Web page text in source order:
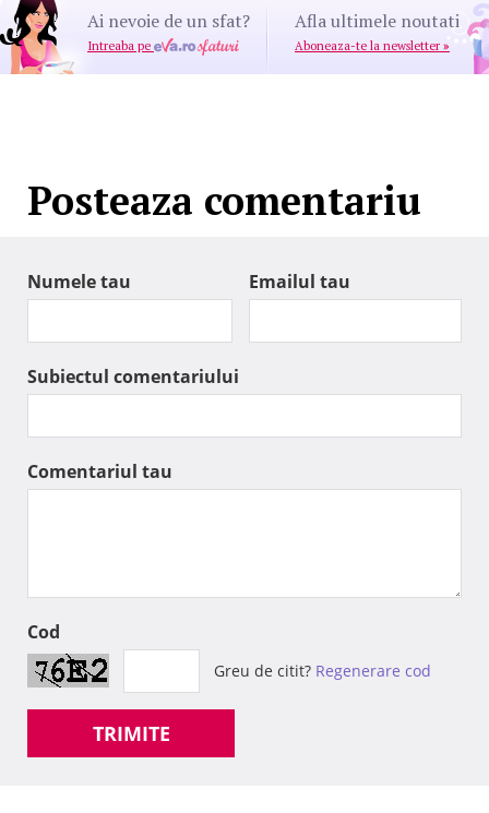
Ai nevoie de un sfat?
Intreaba pe
Afla ultimele noutati
Aboneaza-te la newsletter »
Posteaza comentariu
Numele tau Emailul tau
Subiectul comentariului
Comentariul tau
Cod
Greu de citit? Regenerare cod
TRIMITE